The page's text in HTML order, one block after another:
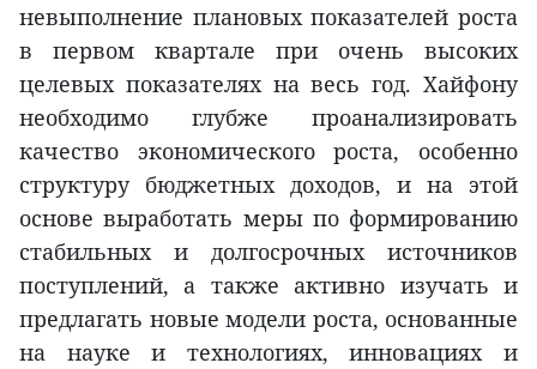
невыполнение плановых показателей роста
в первом квартале при очень высоких
целевых показателях на весь год. Хайфону
необходимо глубже проанализировать
качество экономического роста, особенно
структуру бюджетных доходов, и на этой
основе выработать меры по формированию
стабильных и долгосрочных источников
поступлений, а также активно изучать и
предлагать новые модели роста, основанные
на науке и технологиях, инновациях и